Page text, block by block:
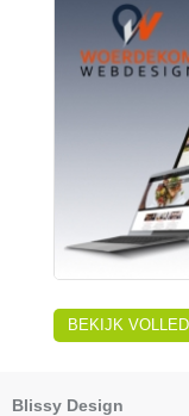
BEKIJK
Blissy Design